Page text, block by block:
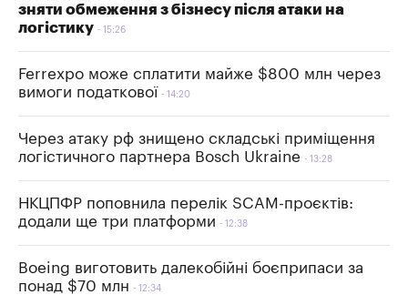
зняти обмеження з бізнесу після атаки на
логістику
15:26
Ferrexpo може сплатити майже $800 млн через
вимоги податкової
14:20
Через атаку рф знищено складські приміщення
логістичного партнера Bosch Ukraine
13:28
НКЦПФР поповнила перелік SCAM-проєктів:
додали ще три платформи
12:38
Boeing виготовить далекобійні боєприпаси за
понад $70 млн
12:34